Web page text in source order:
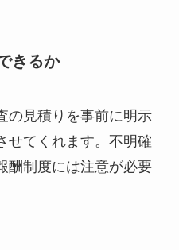
きるか
の見積りを事前に明示
せてくれます。不明確
酬制度には注意が必要